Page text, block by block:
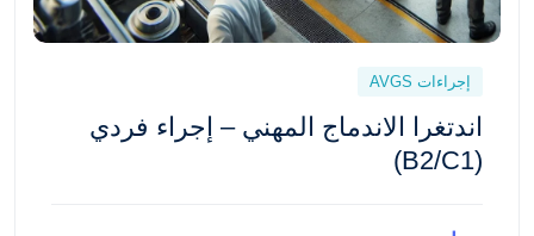
إجراءات AVGS
اندتغرا الاندماج المهني – إجراء فردي
(B2/C1)